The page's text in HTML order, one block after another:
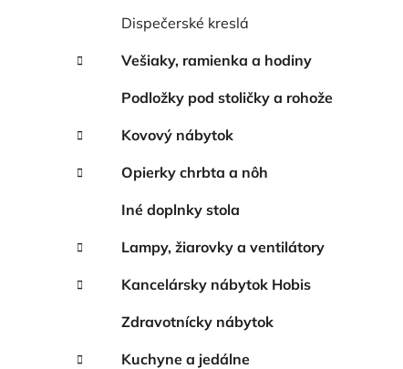
Dispečerské kreslá
Vešiaky, ramienka a hodiny
Podložky pod stoličky a rohože
Kovový nábytok
Opierky chrbta a nôh
Iné doplnky stola
Lampy, žiarovky a ventilátory
Kancelársky nábytok Hobis
Zdravotnícky nábytok
Kuchyne a jedálne